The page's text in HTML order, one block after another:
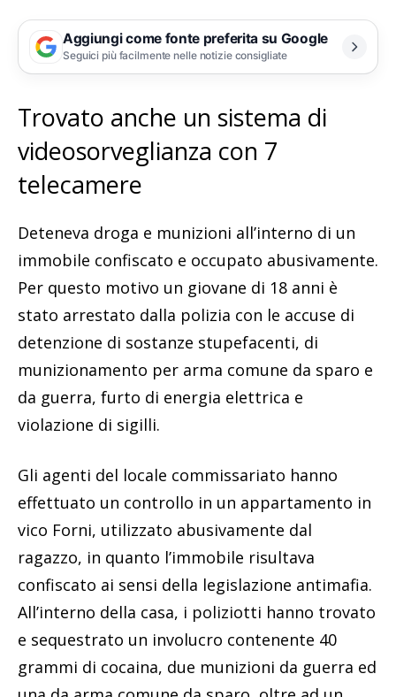
Aggiungi come fonte preferita su Google
Seguici più facilmente nelle notizie consigliate
Trovato anche un sistema di
videosorveglianza con 7
telecamere
Deteneva droga e munizioni all’interno di un
immobile confiscato e occupato abusivamente.
Per questo motivo un giovane di 18 anni è
stato arrestato dalla polizia con le accuse di
detenzione di sostanze stupefacenti, di
munizionamento per arma comune da sparo e
da guerra, furto di energia elettrica e
violazione di sigilli.
Gli agenti del locale commissariato hanno
effettuato un controllo in un appartamento in
vico Forni, utilizzato abusivamente dal
ragazzo, in quanto l’immobile risultava
confiscato ai sensi della legislazione antimafia.
All’interno della casa, i poliziotti hanno trovato
e sequestrato un involucro contenente 40
grammi di cocaina, due munizioni da guerra ed